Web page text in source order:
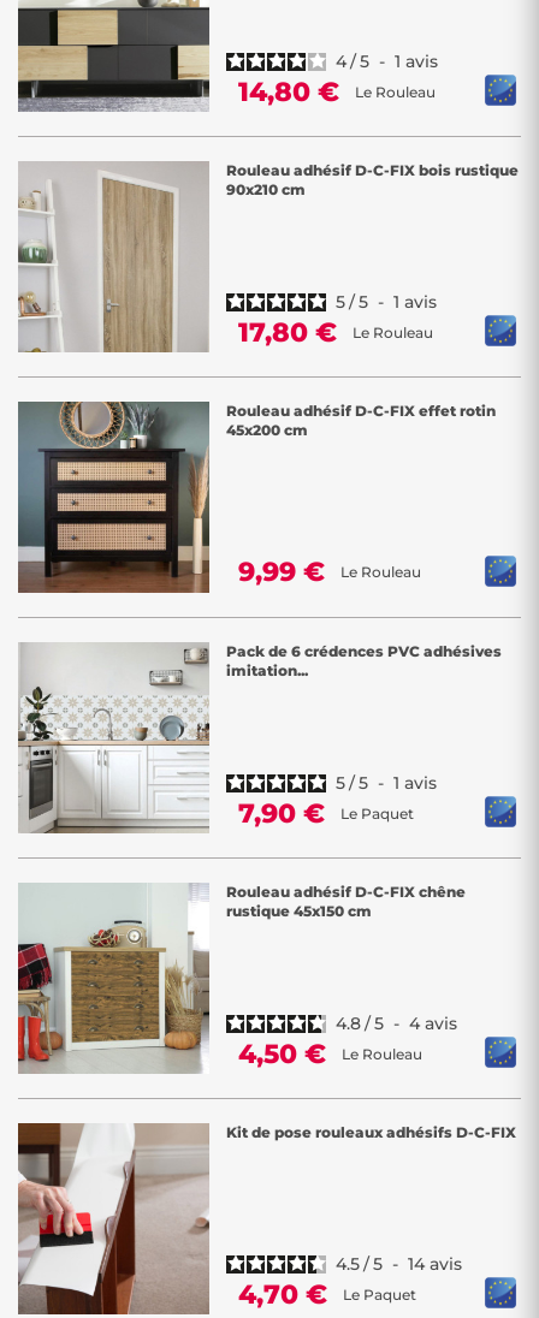
4/5 - 1 avis
14,80 € Le Rouleau
Rouleau adhésif D-C-FIX bois rustique
90x210 cm
5/5 - 1 avis
17,80 € Le Rouleau
Rouleau adhésif D-C-FIX effet rotin
45x200 cm
9,99 € Le Rouleau
Pack de 6 crédences PVC adhésives
imitation...
5/5 - 1 avis
7,90 € Le Paquet
Rouleau adhésif D-C-FIX chêne
rustique 45x150 cm
4.8/5 - 4 avis
4,50 € Le Rouleau
Kit de pose rouleaux adhésifs D-C-FIX
4.5/5 - 14 avis
4,70 € Le Paquet